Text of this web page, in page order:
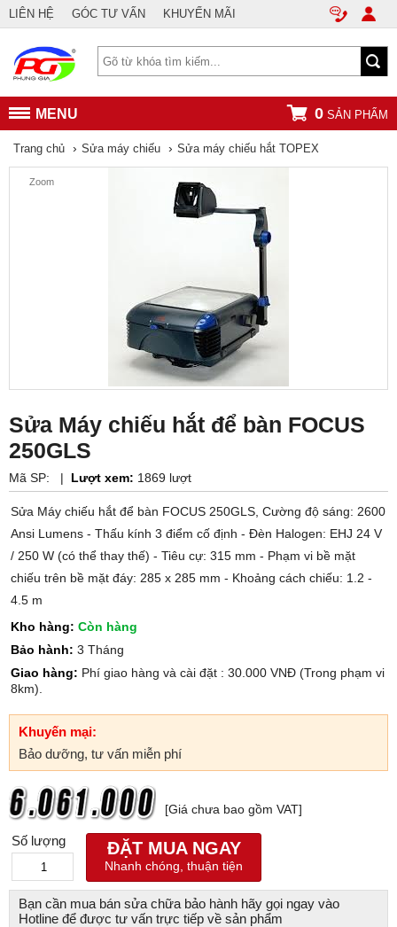
LIÊN HỆ GÓC TƯ VẤN KHUYẾN MÃI
MENU 0 SẢN PHẨM
Trang chủ › Sửa máy chiếu › Sửa máy chiếu hắt TOPEX
Zoom
Sửa Máy chiếu hắt để bàn FOCUS
250GLS
Mã SP: | Lượt xem: 1869 lượt
Sửa Máy chiếu hắt để bàn FOCUS 250GLS, Cường độ sáng: 2600
Ansi Lumens - Thấu kính 3 điểm cố định - Đèn Halogen: EHJ 24 V
/ 250 W (có thể thay thế) - Tiêu cự: 315 mm - Phạm vi bề mặt
chiếu trên bề mặt đáy: 285 x 285 mm - Khoảng cách chiếu: 1.2 -
4.5 m
Kho hàng: Còn hàng
Bảo hành: 3 Tháng
Giao hàng: Phí giao hàng và cài đặt : 30.000 VNĐ (Trong phạm vi
8km).
Khuyến mại:
Bảo dưỡng, tư vấn miễn phí
[Giá chưa bao gồm VAT]
Số lượng ĐẶT MUA NGAY
Nhanh chóng, thuận tiện
Bạn cần mua bán sửa chữa bảo hành hãy gọi ngay vào
Hotline để được tư vấn trực tiếp về sản phẩm